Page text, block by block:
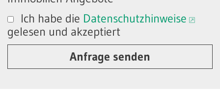
Ich habe die Datenschutzhinweise
gelesen und akzeptiert
Anfrage senden